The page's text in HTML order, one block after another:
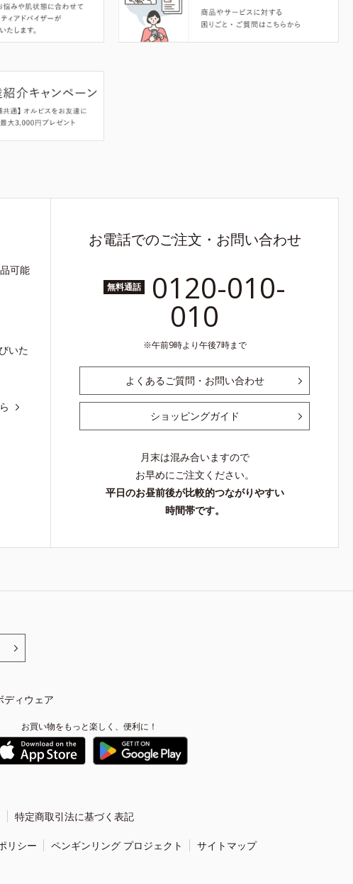
可能
いた
お電話でのご注文・お問い合わせ
無料通話 0120-010-
010
午前9時より午後7時まで
よくあるご質問・お問い合わせ
ショッピングガイド
月末は混み合いますので
お早めにご注文ください。
平日のお昼前後が比較的つながりやすい
時間帯です。
ディウェア
お買い物をもっと楽しく、便利に！
特定商取引法に基づく表記
リシー ペンギンリング プロジェクト サイトマップ